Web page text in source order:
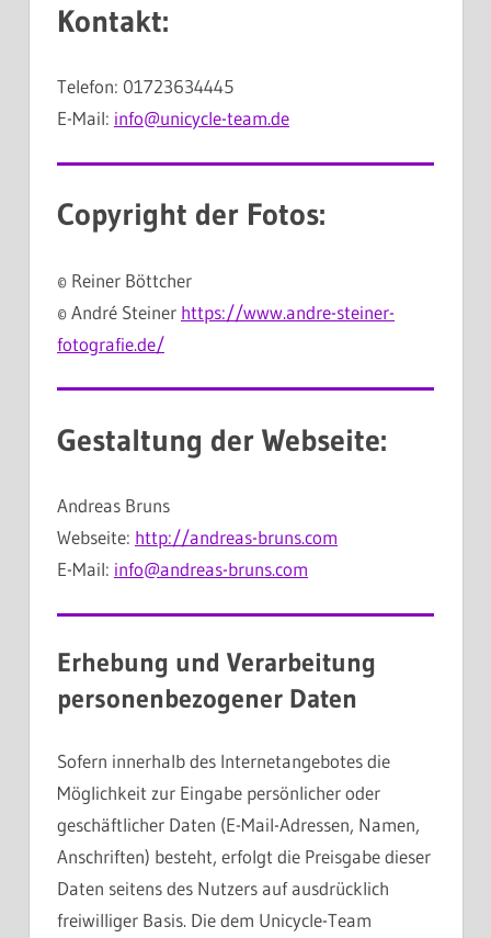
Kontakt:
Telefon: 01723634445
E-Mail: info@unicycle-team.de
Copyright der Fotos:
© Reiner Böttcher
© André Steiner https://www.andre-steiner-
fotografie.de/
Gestaltung der Webseite:
Andreas Bruns
Webseite: http://andreas-bruns.com
E-Mail: info@andreas-bruns.com
Erhebung und Verarbeitung
personenbezogener Daten
Sofern innerhalb des Internetangebotes die
Möglichkeit zur Eingabe persönlicher oder
geschäftlicher Daten (E-Mail-Adressen, Namen,
Anschriften) besteht, erfolgt die Preisgabe dieser
Daten seitens des Nutzers auf ausdrücklich
freiwilliger Basis. Die dem Unicycle-Team